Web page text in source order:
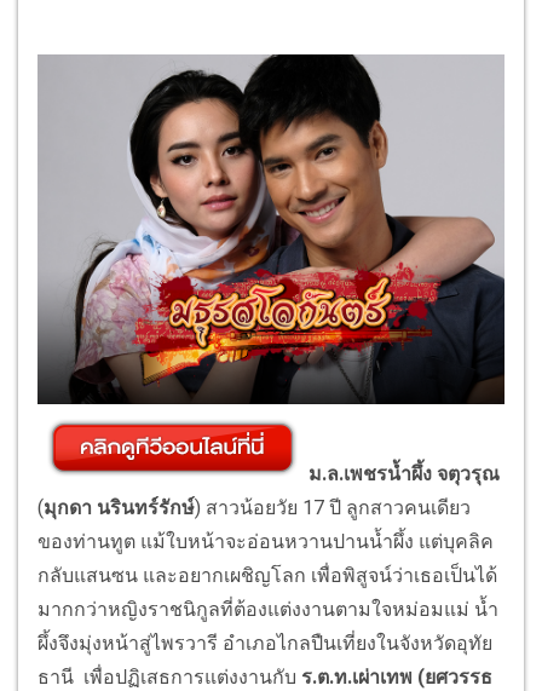
ม.ล.เพชรน้ำผึ้ง จตุวรุณ
(มุกดา นรินทร์รักษ์) สาวน้อยวัย 17 ปี ลูกสาวคนเดียว
ของท่านทูต แม้ใบหน้าจะอ่อนหวานปานน้ำผึ้ง แต่บุคลิค
กลับแสนซน และอยากเผชิญโลก เพื่อพิสูจน์ว่าเธอเป็นได้
มากกว่าหญิงราชนิกูลที่ต้องแต่งงานตามใจหม่อมแม่ น้ำ
ผึ้งจึงมุ่งหน้าสู่ไพรวารี อำเภอไกลปืนเที่ยงในจังหวัดอุทัย
ธานี เพื่อปฏิเสธการแต่งงานกับ ร.ต.ท.เผ่าเทพ (ยศวรรธ